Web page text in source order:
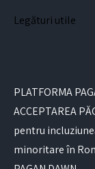
Legături utile
PLATFORMA
ACCEPTAREA
pentru
minoritare în